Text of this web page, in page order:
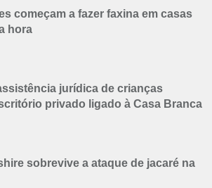
começam a fazer faxina em casas
hora
jurídica de crianças
privado ligado à Casa Branca
sobrevive a ataque de jacaré na